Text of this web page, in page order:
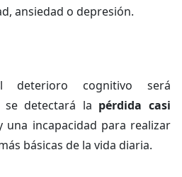
ansiedad o depresión.
cognitivo será
detectará la pérdida casi
una incapacidad para realizar
básicas de la vida diaria.